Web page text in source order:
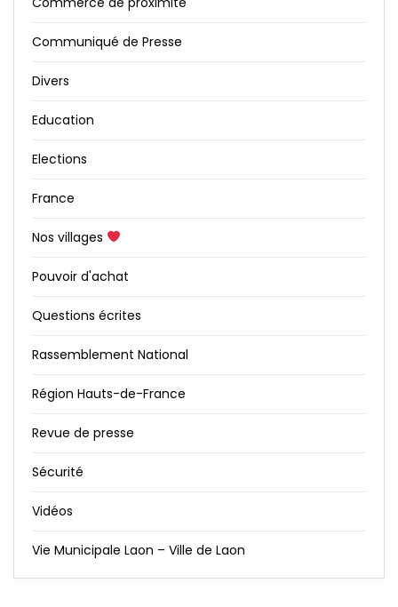
Communiqué de Presse
Divers
Education
Elections
France
Nos villages
Pouvoir d'achat
Questions écrites
Rassemblement National
Région Hauts-de-France
Revue de presse
Sécurité
Vidéos
Vie Municipale Laon – Ville de Laon